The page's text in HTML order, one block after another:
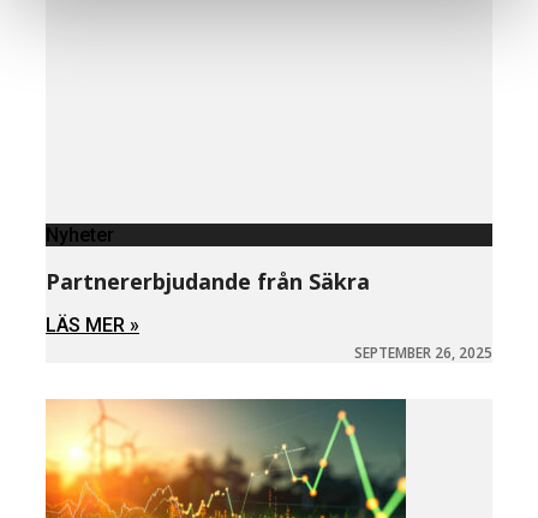
Nyheter
Partnererbjudande från Säkra
LÄS MER »
SEPTEMBER 26, 2025